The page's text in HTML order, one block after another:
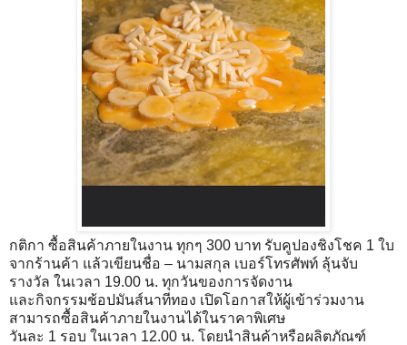
กติกา ซื้อสินค้าภายในงาน ทุกๆ 300 บาท รับคูปองชิงโชค 1 ใบ
จากร้านค้า แล้วเขียนชื่อ – นามสกุล เบอร์โทรศัพท์ ลุ้นจับ
รางวัล ในเวลา 19.00 น. ทุกวันของการจัดงาน
และกิจกรรมช้อปมันส์นาทีทอง เปิดโอกาสให้ผู้เข้าร่วมงาน
สามารถซื้อสินค้าภายในงานได้ในราคาพิเศษ
วันละ 1 รอบ ในเวลา 12.00 น. โดยนำสินค้าหรือผลิตภัณฑ์